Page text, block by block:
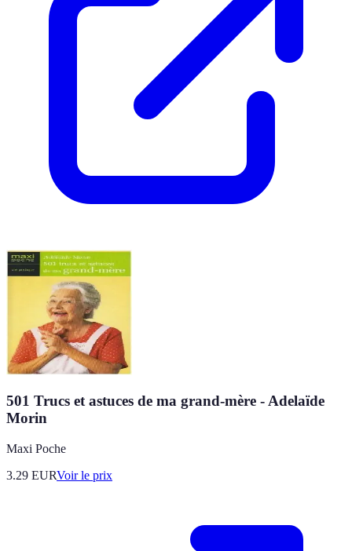
501 Trucs et astuces de ma grand-mère - Adelaïde
Morin
Maxi Poche
3.29 EURVoir le prix